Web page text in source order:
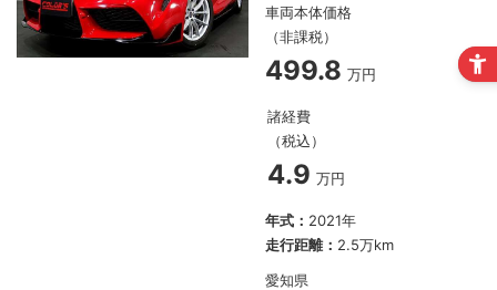
車両本体価格
（非課税）
499.8 万円
諸経費
（税込）
4.9 万円
年式： 2021年
走行距離： 2.5万km
愛知県